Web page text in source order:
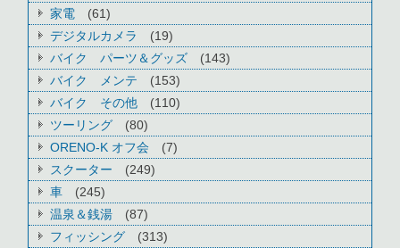
家電
(61)
デジタルカメラ
(19)
バイク パーツ＆グッズ
(143)
バイク メンテ
(153)
バイク その他
(110)
ツーリング
(80)
ORENO-K オフ会
(7)
スクーター
(249)
車
(245)
温泉＆銭湯
(87)
フィッシング
(313)